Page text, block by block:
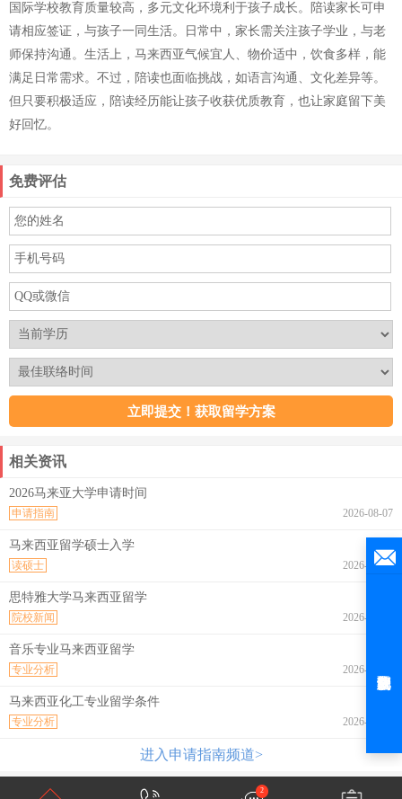
国际学校教育质量较高，多元文化环境利于孩子成长。陪读家长可申
请相应签证，与孩子一同生活。日常中，家长需关注孩子学业，与老
师保持沟通。生活上，马来西亚气候宜人、物价适中，饮食多样，能
满足日常需求。不过，陪读也面临挑战，如语言沟通、文化差异等。
但只要积极适应，陪读经历能让孩子收获优质教育，也让家庭留下美
好回忆。
免费评估
相关资讯
2026马来亚大学申请时间
2026-08-07
申请指南
马来西亚留学硕士入学
2026-08-07
读硕士
思特雅大学马来西亚留学
2026-08-07
院校新闻
音乐专业马来西亚留学
2026-08-07
专业分析
马来西亚化工专业留学条件
2026-08-07
专业分析
进入申请指南频道>
2